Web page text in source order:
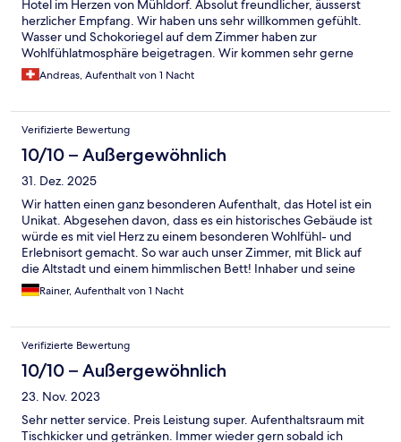
Hotel im Herzen von Mühldorf. Absolut freundlicher, äusserst
herzlicher Empfang. Wir haben uns sehr willkommen gefühlt.
Wasser und Schokoriegel auf dem Zimmer haben zur
Wohlfühlatmosphäre beigetragen. Wir kommen sehr gerne
wieder.Andreas, Aufenthalt von 1 Nacht
Verifizierte Bewertung
10/10 – Außergewöhnlich
31. Dez. 2025
Wir hatten einen ganz besonderen Aufenthalt, das Hotel ist ein
Unikat. Abgesehen davon, dass es ein historisches Gebäude ist
würde es mit viel Herz zu einem besonderen Wohlfühl- und
Erlebnisort gemacht. So war auch unser Zimmer, mit Blick auf
die Altstadt und einem himmlischen Bett! Inhaber und seine
Mitarbeiterin haben uns mit einer Gastfreundlichkeit
empfangen, die einen sofort aufgehoben macht. Herzlichen
Rainer, Aufenthalt von 1 Nacht
Verifizierte Bewertung
10/10 – Außergewöhnlich
23. Nov. 2023
Sehr netter service. Preis Leistung super. Aufenthaltsraum mit
Tischkicker und getränken. Immer wieder gern sobald ich